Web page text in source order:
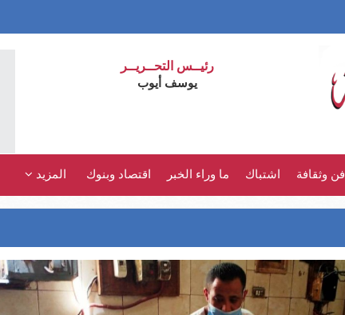
رئيــس التحــريــر
يوسف أيوب
فن وثقافة اشتباك ما وراء الخبر اقتصاد وبنوك المزيد